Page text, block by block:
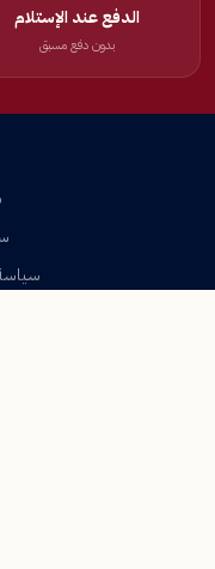
الدفع عند الإستلام
بدون دفع مسبق